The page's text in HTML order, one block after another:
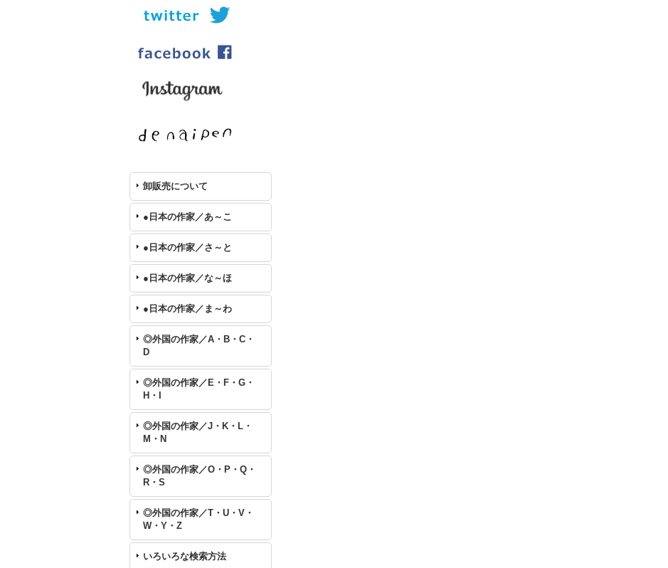
卸販売について
●日本の作家／あ～こ
●日本の作家／さ～と
●日本の作家／な～ほ
●日本の作家／ま～わ
◎外国の作家／A・B・C・
D
◎外国の作家／E・F・G・
H・I
◎外国の作家／J・K・L・
M・N
◎外国の作家／O・P・Q・
R・S
◎外国の作家／T・U・V・
W・Y・Z
いろいろな検索方法